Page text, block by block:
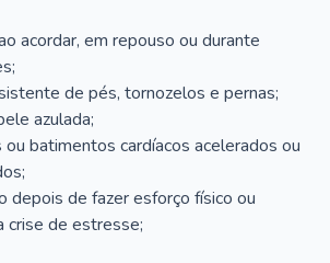
acordar, em repouso ou durante
de pés, tornozelos e pernas;
azulada;
batimentos cardíacos acelerados ou
depois de fazer esforço físico ou
crise de estresse;